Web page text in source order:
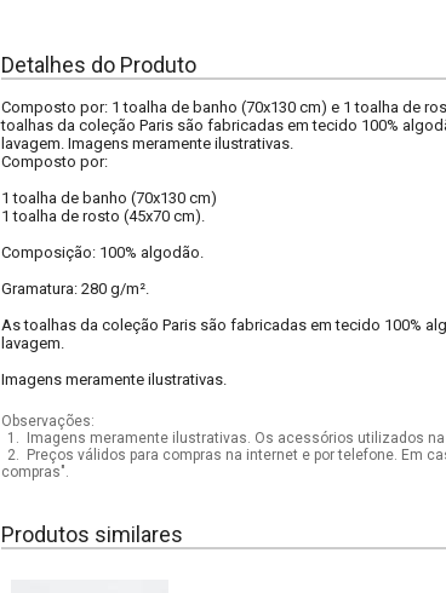
Detalhes do Produto
Composto por: 1 toalha de banho (70x130 cm) e 1 toalha de
toalhas da coleção Paris são fabricadas em tecido 100%
lavagem. Imagens meramente ilustrativas.
Composto por:
1 toalha de banho (70x130 cm)
1 toalha de rosto (45x70 cm).
Composição: 100% algodão.
Gramatura: 280 g/m².
As toalhas da coleção Paris são fabricadas em tecido 100%
lavagem.
Imagens meramente ilustrativas.
Observações:
1.
Imagens meramente ilustrativas. Os acessórios utilizados
2.
Preços válidos para compras na internet e por telefone. Em
compras".
Produtos similares